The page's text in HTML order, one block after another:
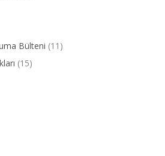
Bülteni (11)
(15)